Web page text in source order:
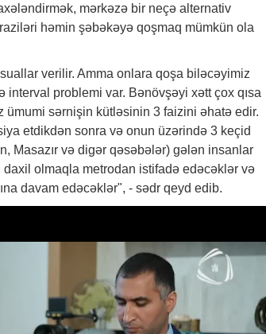
mərkəzə bir neçə alternativ
həmin şəbəkəyə qoşmaq mümkün ola
verilir. Amma onlara qoşa biləcəyimiz
interval problemi var. Bənövşəyi xətt çox qısa
ümumi sərnişin kütləsinin 3 faizini əhatə edir.
etdikdən sonra və onun üzərində 3 keçid
Masazır və digər qəsəbələr) gələn insanlar
olmaqla metrodan istifadə edəcəklər və
davam edəcəklər", - sədr qeyd edib.